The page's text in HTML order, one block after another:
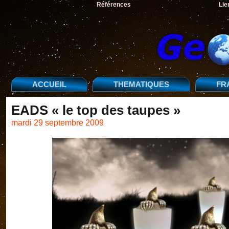
Références
ACCUEIL THEMATIQUES
EADS « le top des taupes »
mardi 29 septembre 2009